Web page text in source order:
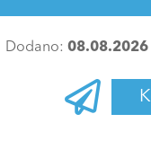
Dodano: 08.08.2026